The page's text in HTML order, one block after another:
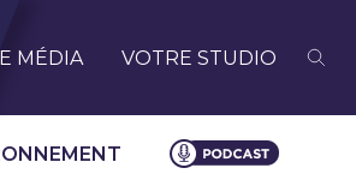
MÉDIA VOTRE STUDIO